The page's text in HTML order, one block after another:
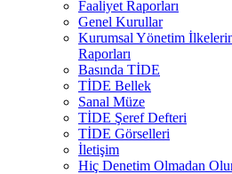
Faaliyet Raporları
Genel Kurullar
Kurumsal Yönetim
Raporları
Basında TİDE
TİDE Bellek
Sanal Müze
TİDE Şeref Defteri
TİDE Görselleri
İletişim
Hiç Denetim Olmadan